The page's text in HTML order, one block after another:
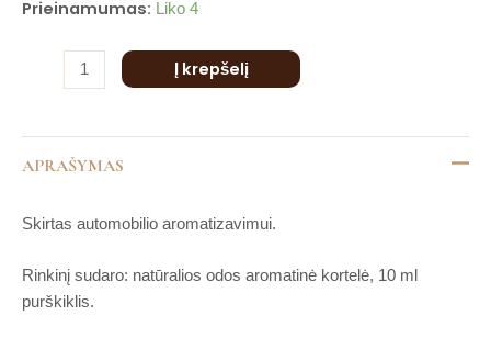
Prieinamumas: Liko 4
Į krepšelį
APRAŠYMAS
Skirtas automobilio aromatizavimui.
Rinkinį sudaro: natūralios odos aromatinė kortelė, 10 ml
purškiklis.